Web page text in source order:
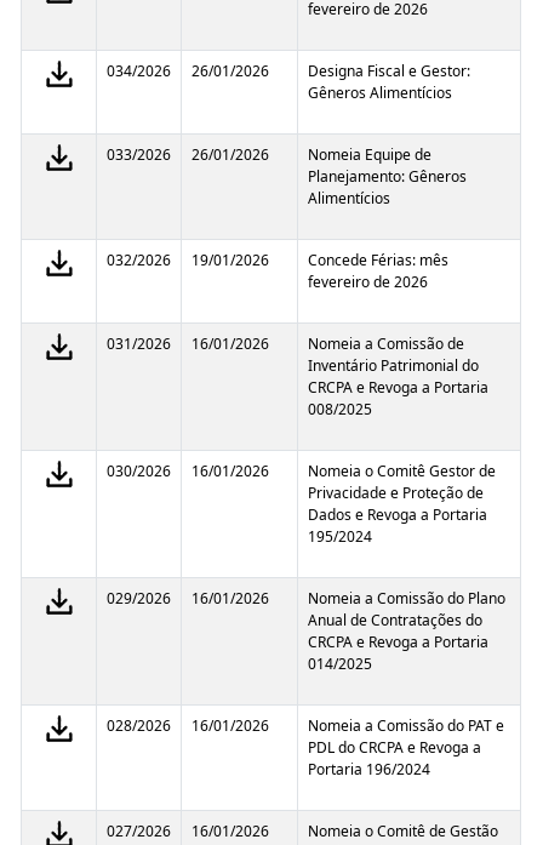
fevereiro de 2026
034/2026 26/01/2026
Designa Fiscal e Gestor:
Gêneros Alimentícios
033/2026 26/01/2026
Nomeia Equipe de
Planejamento: Gêneros
Alimentícios
032/2026 19/01/2026
Concede Férias: mês
fevereiro de 2026
031/2026 16/01/2026
Nomeia a Comissão de
Inventário Patrimonial do
CRCPA e Revoga a Portaria
008/2025
030/2026 16/01/2026
Nomeia o Comitê Gestor de
Privacidade e Proteção de
Dados e Revoga a Portaria
195/2024
029/2026 16/01/2026
Nomeia a Comissão do Plano
Anual de Contratações do
CRCPA e Revoga a Portaria
014/2025
028/2026 16/01/2026
Nomeia a Comissão do PAT e
PDL do CRCPA e Revoga a
Portaria 196/2024
027/2026 16/01/2026
Nomeia o Comitê de Gestão